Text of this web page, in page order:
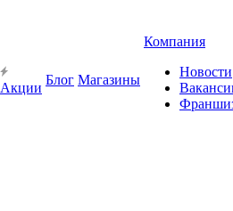
Акции
Блог Магазины
Компания
Новости